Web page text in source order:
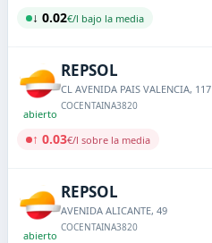
↓ 0.02€/l bajo la media
abierto
REPSOL
CL AVENIDA PAIS VALENCIA, 117
COCENTAINA3820
↑ 0.03€/l sobre la media
abierto
REPSOL
AVENIDA ALICANTE, 49
COCENTAINA3820